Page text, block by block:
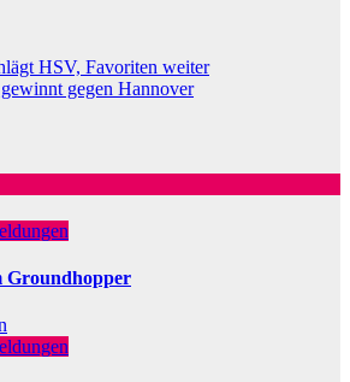
HSV, Favoriten weiter
gegen Hannover
Groundhopper